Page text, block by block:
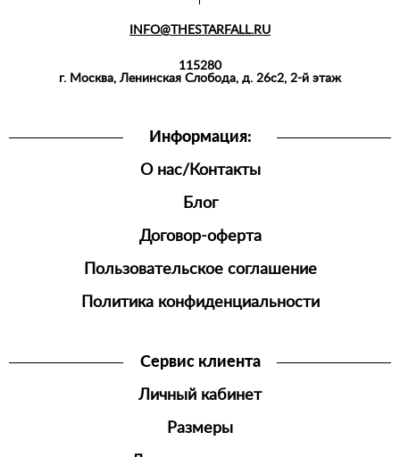
СПОРТИВНАЯ
ОДЕЖДА
Информация:
О нас/Контакты
Блог
Договор-оферта
Пользовательское соглашение
Политика конфиденциальности
Сервис клиента
Личный кабинет
Размеры
INFO@THESTARFALL.RU
115280
г. Москва, Ленинская Слобода, д. 26с2, 2-й этаж